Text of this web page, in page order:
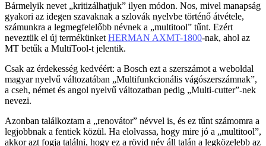
Bármelyik nevet „kritizálhatjuk” ilyen módon. Nos, mivel manapság
gyakori az idegen szavaknak a szlovák nyelvbe történő átvétele,
számunkra a legmegfelelőbb névnek a „multitool” tűnt. Ezért
neveztük el új termékünket HERMAN AXMT-1800-nak, ahol az
MT betűk a MultiTool-t jelentik.
Csak az érdekesség kedvéért: a Bosch ezt a szerszámot a weboldal
magyar nyelvű változatában „Multifunkcionális vágószerszámnak”,
a cseh, német és angol nyelvű változatban pedig „Multi-cutter”-nek
nevezi.
Azonban találkoztam a „renovátor” névvel is, és ez tűnt számomra a
legjobbnak a fentiek közül. Ha elolvassa, hogy mire jó a „multitool”,
akkor azt fogja találni, hogy ez a rövid név áll talán a legközelebb az